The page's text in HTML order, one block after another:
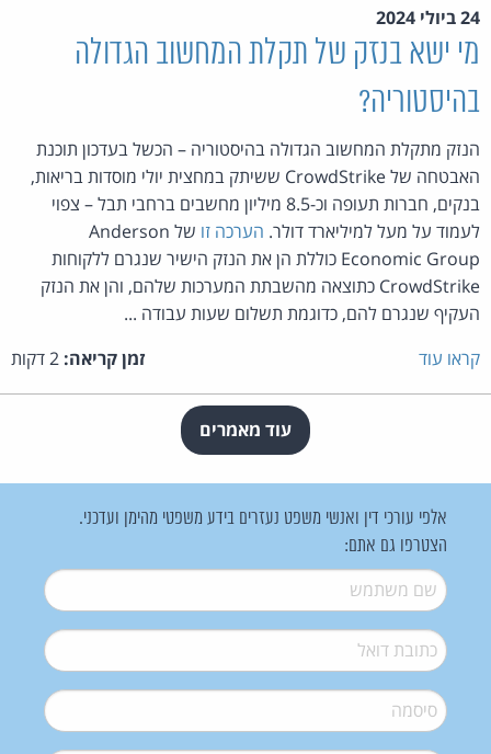
24 ביולי 2024
מי ישא בנזק של תקלת המחשוב הגדולה
בהיסטוריה?
הנזק מתקלת המחשוב הגדולה בהיסטוריה – הכשל בעדכון תוכנת
האבטחה של CrowdStrike ששיתק במחצית יולי מוסדות בריאות,
בנקים, חברות תעופה וכ-8.5 מיליון מחשבים ברחבי תבל – צפוי
לעמוד על מעל למיליארד דולר. הערכה זו
של Anderson
Economic Group כוללת הן את הנזק הישיר שנגרם ללקוחות
CrowdStrike כתוצאה מהשבתת המערכות שלהם, והן את הנזק
העקיף שנגרם להם, כדוגמת תשלום שעות עבודה ...
קראו עוד
זמן קריאה:
עוד מאמרים
אלפי עורכי דין ואנשי משפט נעזרים בידע משפטי מהימן ועדכני.
הצטרפו גם אתם:
שם משתמש*
דואל*
סיסמה*